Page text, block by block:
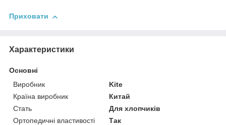
Приховати
Характеристики
Основні
Виробник
Kite
Країна виробник
Китай
Стать
Для хлопчиків
Ортопедичні властивості
Так